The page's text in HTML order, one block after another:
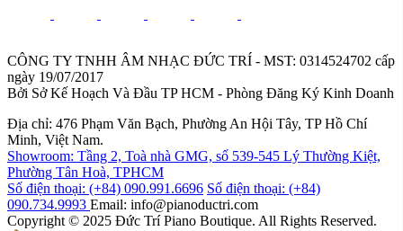
CÔNG TY TNHH ÂM NHẠC ĐỨC TRÍ - MST: 0314524702 cấp
ngày 19/07/2017
Bởi Sở Kế Hoạch Và Đầu TP HCM - Phòng Đăng Ký Kinh Doanh
Địa chỉ: 476 Phạm Văn Bạch, Phường An Hội Tây, TP Hồ Chí
Minh, Việt Nam.
Showroom: Tầng 2, Toà nhà GMG, số 539-545 Lý Thường Kiệt,
Phường Tân Hoà, TPHCM
Số điện thoại: (+84) 090.991.6696 Số điện thoại: (+84)
090.734.9993 Email: info@pianoductri.com
Copyright © 2025 Đức Trí Piano Boutique. All Rights Reserved.